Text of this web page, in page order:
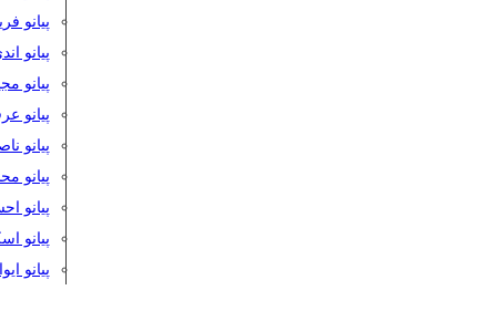
پیانو
پیانو
پیانو
پیانو
پیانو
پیانو
پیانو
پیانو
پیانو